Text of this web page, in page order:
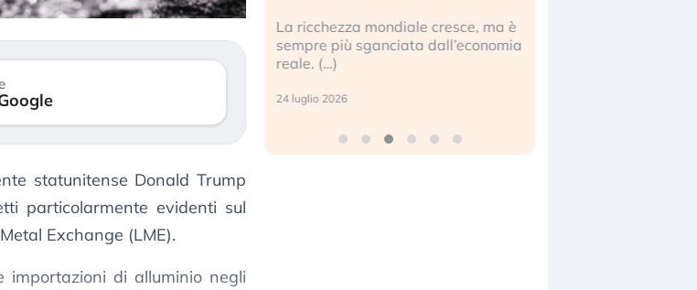
statunitense Donald Trump
particolarmente evidenti sul
Exchange (LME).
importazioni di alluminio negli
Kospi, mentre gli investitori retail (…)
30 luglio 2026
La ricchezza mondiale cresce, ma è
sempre più sganciata dall’economia
reale. (…)
24 luglio 2026